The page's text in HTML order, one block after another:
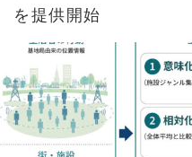
を提供開始